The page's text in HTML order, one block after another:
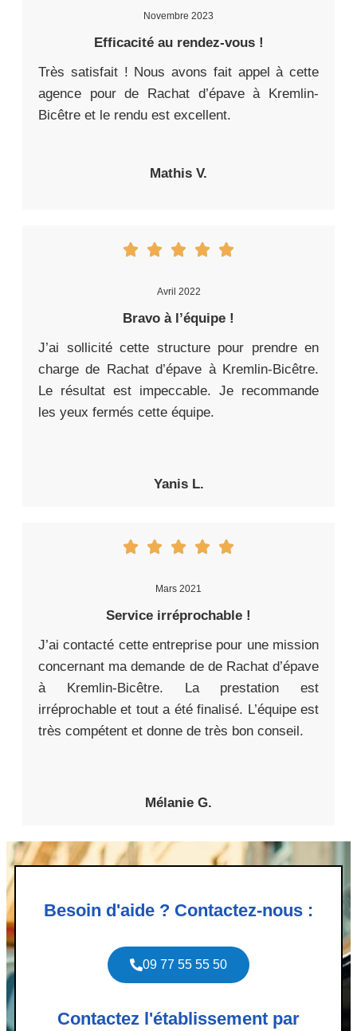
Novembre 2023
Efficacité au rendez-vous !
Très satisfait ! Nous avons fait appel à cette
agence pour de Rachat d’épave à Kremlin-
Bicêtre et le rendu est excellent.
Mathis V.
Avril 2022
Bravo à l’équipe !
J’ai sollicité cette structure pour prendre en
charge de Rachat d’épave à Kremlin-Bicêtre.
Le résultat est impeccable. Je recommande
les yeux fermés cette équipe.
Yanis L.
Mars 2021
Service irréprochable !
J’ai contacté cette entreprise pour une mission
concernant ma demande de de Rachat d’épave
à Kremlin-Bicêtre. La prestation est
irréprochable et tout a été finalisé. L’équipe est
très compétent et donne de très bon conseil.
Mélanie G.
Besoin d'aide ? Contactez-nous :
09 77 55 55 50
Contactez l'établissement par